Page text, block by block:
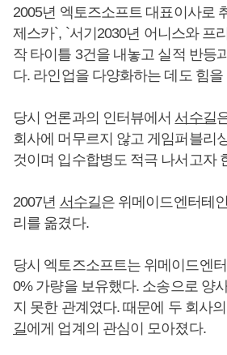
2005년 엑토즈소프트 대표이사로
제스카`, `서기2030년 어니스와 프
작 타이틀 3건을 내놓고 실적 반등
다. 라인업을 다양화하는 데도 힘을
당시 언론과의 인터뷰에서 서수길
회사에 머무르지 않고 게임퍼블리
것이며 입수합병도 적극 나서고자
2007년 서수길은 위메이드엔터테
리를 옮겼다.
당시 엑토즈소프트는 위메이드엔
0% 가량을 보유했다. 소송으로 양
지 못한 관계였다. 때문에 두 회사
길에게 업계의 관심이 모아졌다.